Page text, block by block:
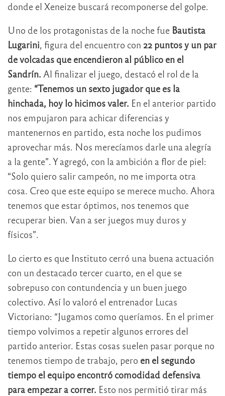
donde el Xeneize buscará recomponerse del golpe.
Uno de los protagonistas de la noche fue Bautista
Lugarini, figura del encuentro con 22 puntos y un par
de volcadas que encendieron al público en el
Sandrín. Al finalizar el juego, destacó el rol de la
gente: “Tenemos un sexto jugador que es la
hinchada, hoy lo hicimos valer. En el anterior partido
nos empujaron para achicar diferencias y
mantenernos en partido, esta noche los pudimos
aprovechar más. Nos merecíamos darle una alegría
a la gente”. Y agregó, con la ambición a flor de piel:
“Solo quiero salir campeón, no me importa otra
cosa. Creo que este equipo se merece mucho. Ahora
tenemos que estar óptimos, nos tenemos que
recuperar bien. Van a ser juegos muy duros y
físicos”.
Lo cierto es que Instituto cerró una buena actuación
con un destacado tercer cuarto, en el que se
sobrepuso con contundencia y un buen juego
colectivo. Así lo valoró el entrenador Lucas
Victoriano: “Jugamos como queríamos. En el primer
tiempo volvimos a repetir algunos errores del
partido anterior. Estas cosas suelen pasar porque no
tenemos tiempo de trabajo, pero en el segundo
tiempo el equipo encontró comodidad defensiva
para empezar a correr. Esto nos permitió tirar más